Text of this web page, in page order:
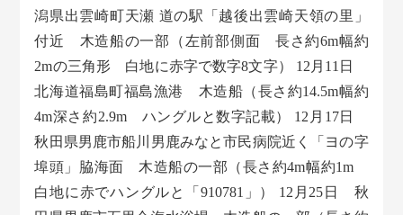
潟県出雲崎町天瀬 道の駅「越後出雲崎天領の里」
付近 木造船の一部（左前部側面 長さ約6m幅約
2mの三角形 白地に赤字で数字8文字） 12月11日
北海道福島町福島漁港 木造船（長さ約14.5m幅約
4m深さ約2.9m ハングルと数字記載） 12月17日
秋田県男鹿市船川男鹿みなと市民病院近く「ヨの字
埠頭」脇海面 木造船の一部（長さ約4m幅約1m
白地に赤でハングルと「910781」） 12月25日 秋